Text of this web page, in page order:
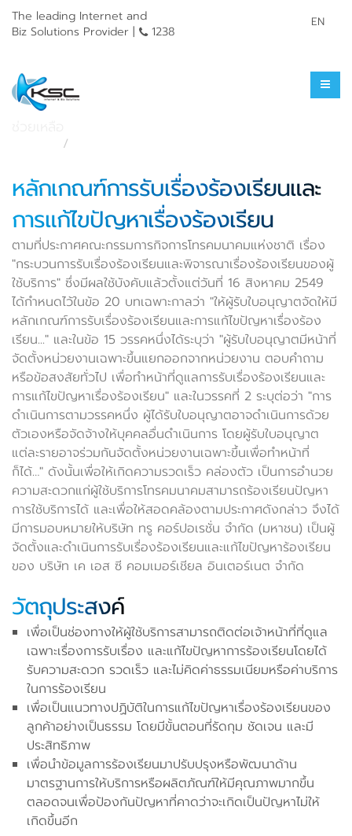
The leading Internet and
Biz Solutions Provider |
1238
EN
ร้องเรียนการใช้บริการ
หลักเกณฑ์การรับเรื่องร้องเรียนและ
การแก้ไขปัญหาเรื่องร้องเรียน
ตามที่ประกาศคณะกรรมการกิจการโทรคมนาคมแห่งชาติ เรื่อง
"กระบวนการรับเรื่องร้องเรียนและพิจารณาเรื่องร้องเรียนของผู้
ใช้บริการ" ซึ่งมีผลใช้บังคับแล้วตั้งแต่วันที่ 16 สิงหาคม 2549
ได้กำหนดไว้ในข้อ 20 บทเฉพาะกาลว่า "ให้ผู้รับใบอนุญาตจัดให้มี
หลักเกณฑ์การรับเรื่องร้องเรียนและการแก้ไขปัญหาเรื่องร้อง
เรียน..." และในข้อ 15 วรรคหนึ่งได้ระบุว่า "ผู้รับใบอนุญาตมีหน้าที่
จัดตั้งหน่วยงานเฉพาะขึ้นแยกออกจากหน่วยงาน ตอบคำถาม
หรือข้อสงสัยทั่วไป เพื่อทำหน้าที่ดูแลการรับเรื่องร้องเรียนและ
การแก้ไขปัญหาเรื่องร้องเรียน" และในวรรคที่ 2 ระบุต่อว่า "การ
ดำเนินการตามวรรคหนึ่ง ผู้ได้รับใบอนุญาตอาจดำเนินการด้วย
ตัวเองหรือจัดจ้างให้บุคคลอื่นดำเนินการ โดยผู้รับใบอนุญาต
แต่ละรายอาจร่วมกันจัดตั้งหน่วยงานเฉพาะขึ้นเพื่อทำหน้าที่
ก็ได้…" ดังนั้นเพื่อให้เกิดความรวดเร็ว คล่องตัว เป็นการอำนวย
ความสะดวกแก่ผู้ใช้บริการโทรคมนาคมสามารถร้องเรียนปัญหา
การใช้บริการได้ และเพื่อให้สอดคล้องตามประกาศดังกล่าว จึงได้
มีการมอบหมายให้บริษัท ทรู คอร์ปอเรชั่น จำกัด (มหาชน) เป็นผู้
จัดตั้งและดำเนินการรับเรื่องร้องเรียนและแก้ไขปัญหาร้องเรียน
ของ บริษัท เค เอส ซี คอมเมอร์เชียล อินเตอร์เนต จำกัด
วัตถุประสงค์
เพื่อเป็นช่องทางให้ผู้ใช้บริการสามารถติดต่อเจ้าหน้าที่ที่ดูแล
เฉพาะเรื่องการรับเรื่อง และแก้ไขปัญหาการร้องเรียนโดยได้
รับความสะดวก รวดเร็ว และไม่คิดค่าธรรมเนียมหรือค่าบริการ
ในการร้องเรียน
เพื่อเป็นแนวทางปฏิบัติในการแก้ไขปัญหาเรื่องร้องเรียนของ
ลูกค้าอย่างเป็นธรรม โดยมีขั้นตอนที่รัดกุม ชัดเจน และมี
ประสิทธิภาพ
เพื่อนำข้อมูลการร้องเรียนมาปรับปรุงหรือพัฒนาด้าน
มาตรฐานการให้บริการหรือผลิตภัณฑ์ให้มีคุณภาพมากขึ้น
ตลอดจนเพื่อป้องกันปัญหาที่คาดว่าจะเกิดเป็นปัญหาไม่ให้
เกิดขึ้นอีก